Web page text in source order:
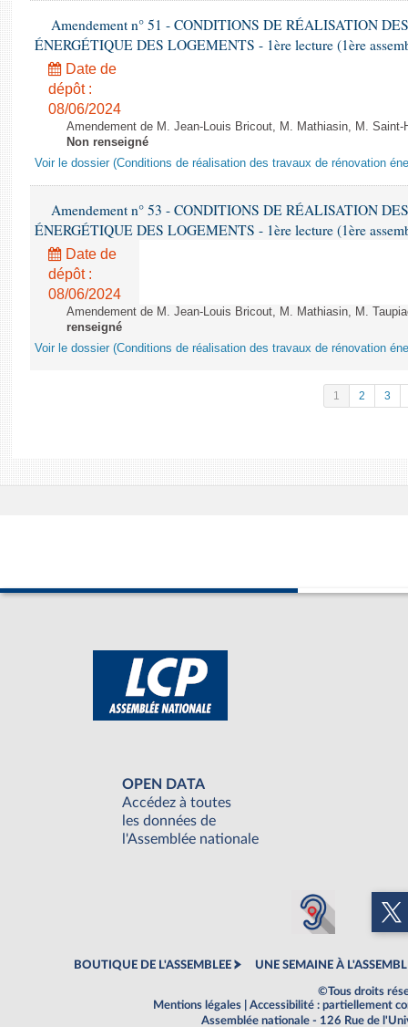
Amendement n° 51 - CONDITIONS DE RÉALISATION
ÉNERGÉTIQUE DES LOGEMENTS - 1ère lecture (1ère
Date de
dépôt :
08/06/2024
Amendement de M. Jean-Louis Bricout, M. Mathiasin, M.
Non renseigné
Voir le dossier (Conditions de réalisation des travaux de rénovation
Amendement n° 53 - CONDITIONS DE RÉALISATION
ÉNERGÉTIQUE DES LOGEMENTS - 1ère lecture (1ère
Date de
dépôt :
08/06/2024
Amendement de M. Jean-Louis Bricout, M. Mathiasin, M.
renseigné
Voir le dossier (Conditions de réalisation des travaux de rénovation
1 2 3
OPEN DATA
Accédez à toutes
les données de
l'Assemblée nationale
BOUTIQUE DE L'ASSEMBLEE UNE SEMAINE À
©Tous droits
Mentions légales
Accessibilité : partiellement
Assemblée nationale - 126 Rue de